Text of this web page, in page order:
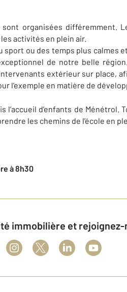
organisées différemment.
activités en plein air.
sport ou des temps plus calmes
de notre belle
extérieur sur place,
l’exemple en matière de
d’enfants de Ménétrol.
les chemins de l’école en
à 8h30
immobilière et